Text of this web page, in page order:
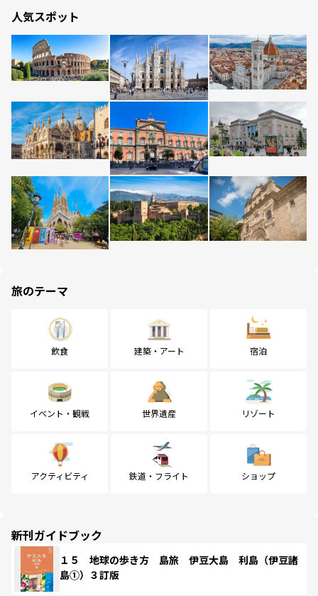
人気スポット
旅のテーマ
飲食 建築・アート 宿泊
イベント・観戦 世界遺産 リゾート
アクティビティ 鉄道・フライト ショップ
新刊ガイドブック
１５ 地球の歩き方 島旅 伊豆大島 利島（伊豆諸
島①）３訂版